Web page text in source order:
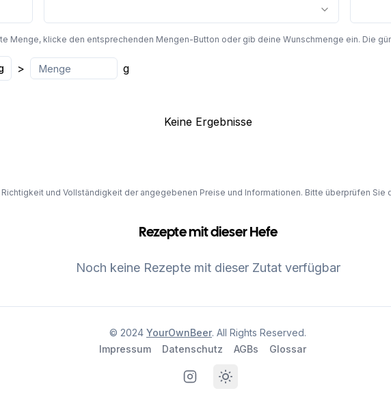
Menge, klicke den entsprechenden Mengen-Button oder gib deine Wunschmenge ein. Die
> g
Keine Ergebnisse
und Vollständigkeit der angegebenen Preise und Informationen. Bitte überprüfen
Rezepte mit dieser Hefe
Noch keine Rezepte mit dieser Zutat verfügbar
© 2024 YourOwnBeer. All Rights Reserved.
Impressum
Datenschutz AGBs Glossar
InstagramToggle theme